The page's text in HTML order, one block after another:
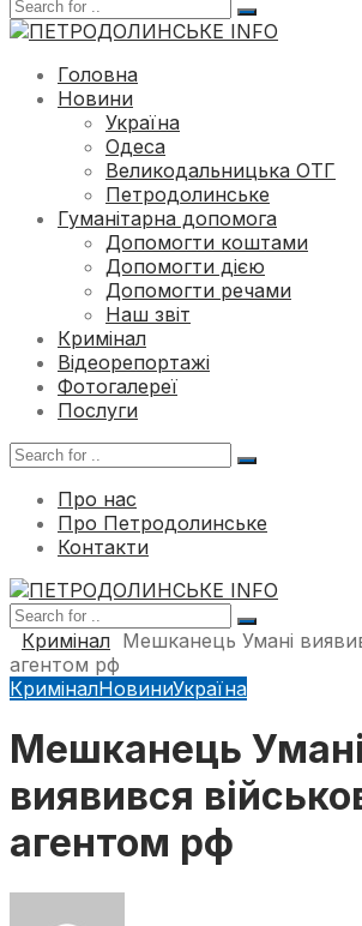
Головна
Новини
Україна
Одеса
Великодальницька ОТГ
Петродолинське
Гуманітарна допомога
Допомогти коштами
Допомогти дією
Допомогти речами
Наш звіт
Кримінал
Відеорепортажі
Фотогалереї
Послуги
Про нас
Про Петродолинське
Контакти
Кримінал Мешканець Умані
агентом рф
КриміналНовиниУкраїна
Мешканець Умані
виявився
агентом рф